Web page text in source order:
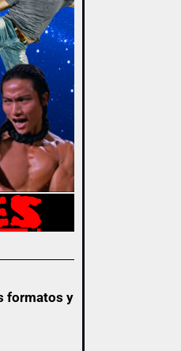
formatos y